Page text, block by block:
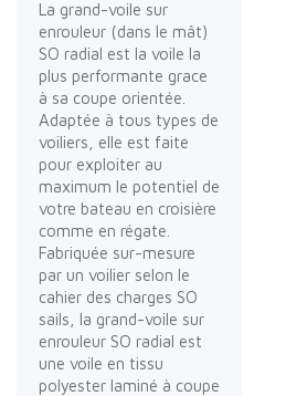
La grand-voile sur
enrouleur (dans le mât)
SO radial est la voile la
plus performante grace
à sa coupe orientée.
Adaptée à tous types de
voiliers, elle est faite
pour exploiter au
maximum le potentiel de
votre bateau en croisière
comme en régate.
Fabriquée sur-mesure
par un voilier selon le
cahier des charges SO
sails, la grand-voile sur
enrouleur SO radial est
une voile en tissu
polyester laminé à coupe